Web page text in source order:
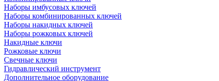
Наборы имбусовых ключей
Наборы комбинированных ключей
Наборы накидных ключей
Наборы рожковых ключей
Накидные ключи
Рожковые ключи
Свечные ключи
Гидравлический инструмент
Дополнительное оборудование